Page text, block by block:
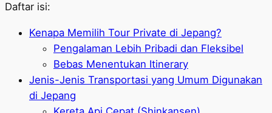
Daftar isi:
Kenapa Memilih Tour Private di Jepang?
Pengalaman Lebih Pribadi dan Fleksibel
Bebas Menentukan Itinerary
Jenis-Jenis Transportasi yang Umum Digunakan
di Jepang